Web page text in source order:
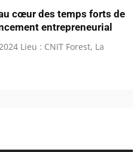
cœur des temps forts de
entrepreneurial
Lieu : CNIT Forest, La